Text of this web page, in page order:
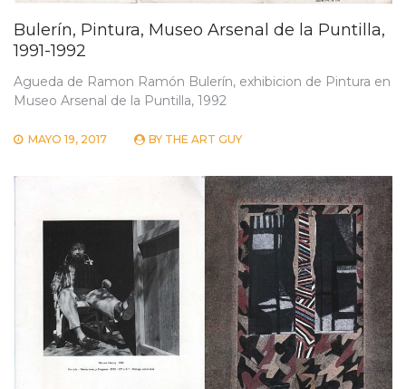
Bulerín, Pintura, Museo Arsenal de la Puntilla,
1991-1992
Agueda de Ramon Ramón Bulerín, exhibicion de Pintura en
Museo Arsenal de la Puntilla, 1992
MAYO 19, 2017 BY THE ART GUY